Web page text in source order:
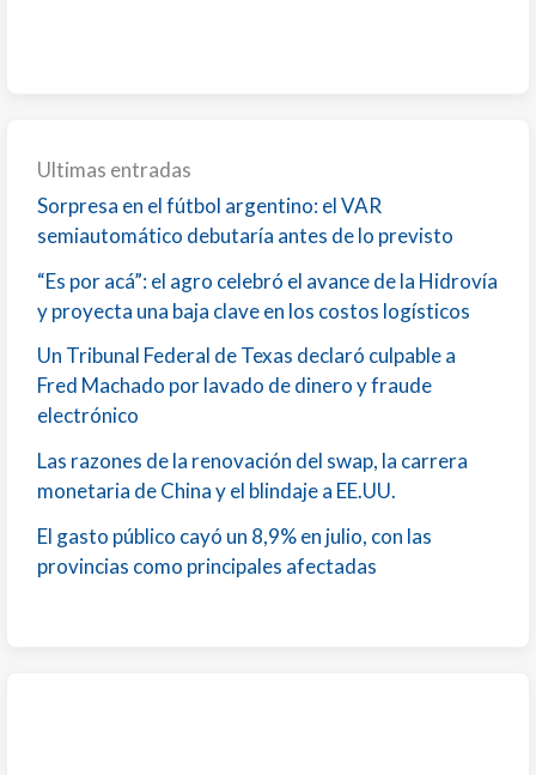
Ultimas entradas
Sorpresa en el fútbol argentino: el VAR
semiautomático debutaría antes de lo previsto
“Es por acá”: el agro celebró el avance de la Hidrovía
y proyecta una baja clave en los costos logísticos
Un Tribunal Federal de Texas declaró culpable a
Fred Machado por lavado de dinero y fraude
electrónico
Las razones de la renovación del swap, la carrera
monetaria de China y el blindaje a EE.UU.
El gasto público cayó un 8,9% en julio, con las
provincias como principales afectadas